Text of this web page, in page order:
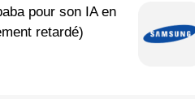
pour son IA en
retardé)